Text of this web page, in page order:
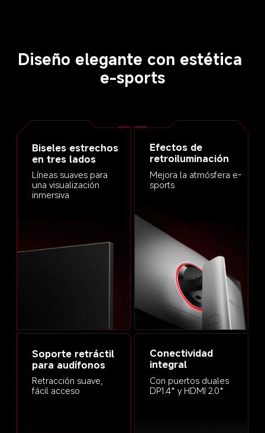
Diseño elegante con estética
e-sports
Biseles estrechos
en tres lados
Líneas suaves para
una visualización
inmersiva
Efectos de
retroiluminación
Mejora la atmósfera e-
sports
Soporte retráctil
para audífonos
Retracción suave,
fácil acceso
Conectividad
integral
Con puertos duales
DP1.4* y HDMI 2.0*